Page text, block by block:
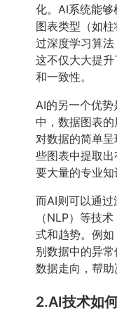
化。AI系统能
图表类型（如
过深度学习算法
这不仅大大提
和一致性。
AI的另一个优
中，数据图表
对数据的简单
些图表中提取
要大量的专业知
而AI则可以通
（NLP）等技
式和趋势。例
别数据中的异
数据走向，帮助
2.AI技术如